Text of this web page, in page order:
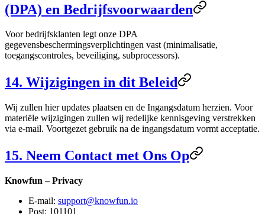
(DPA) en Bedrijfsvoorwaarden
Voor bedrijfsklanten legt onze DPA
gegevensbeschermingsverplichtingen vast (minimalisatie,
toegangscontroles, beveiliging, subprocessors).
14. Wijzigingen in dit Beleid
Wij zullen hier updates plaatsen en de Ingangsdatum herzien. Voor
materiële wijzigingen zullen wij redelijke kennisgeving verstrekken
via e-mail. Voortgezet gebruik na de ingangsdatum vormt acceptatie.
15. Neem Contact met Ons Op
Knowfun – Privacy
E-mail: support@knowfun.io
Post: 101101